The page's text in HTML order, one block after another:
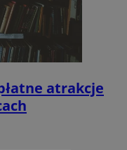
atrakcje